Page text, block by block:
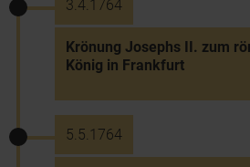
3.4.1764
Krönung Josephs II. zum
König in Frankfurt
5.5.1764